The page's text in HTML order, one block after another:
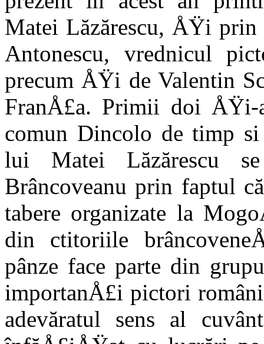
Matei Lăzărescu, ÅŸi
Antonescu, vrednicul
precum ÅŸi de Valentin
FranÅ£a. Primii doi ÅŸi-
comun Dincolo de timp
lui Matei Lăzărescu
Brâncoveanu prin faptul
tabere organizate la
din ctitoriile
pânze face parte din
importanÅ£i pictori
adevăratul sens al